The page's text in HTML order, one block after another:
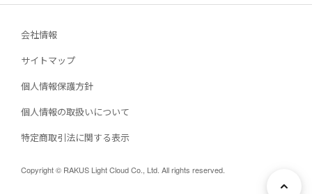
会社情報
サイトマップ
個人情報保護方針
個人情報の取扱いについて
特定商取引法に関する表示
Copyright © RAKUS Light Cloud Co., Ltd. All rights reserved.